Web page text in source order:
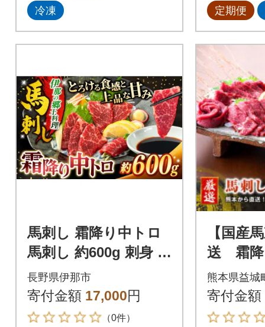
冷凍 定期便
馬刺し 霜降り中トロ
馬刺し 約600g 刺身 冷
凍 小分け 伊那 信州
【017-26】
長野県伊那市
寄付金額 17,000円
（0件）
【国産
送 霜降
0g(益城
熊本県益城
寄付金額